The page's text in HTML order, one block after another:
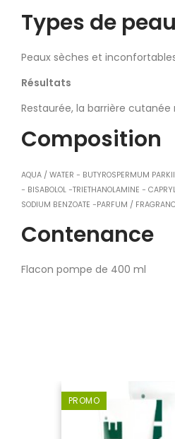
Types de
Peaux sèches et
Résultats
Restaurée, la barrière
Composition
AQUA / WATER − BUTYROSPERMUM
− BISABOLOL −TRIETHANOLAMINE −
SODIUM BENZOATE −PARFUM /
Contenance
Flacon pompe de 400 ml
PROMO